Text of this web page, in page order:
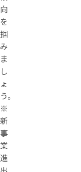
向
を
掴
み
ま
し
ょ
う。
※
新
事
業
進